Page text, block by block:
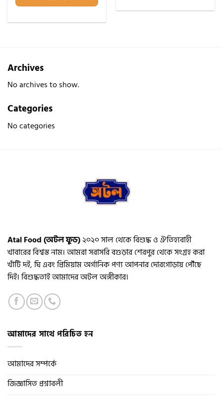
Archives
No archives to show.
Categories
No categories
Atal Food (অটল ফুড)২০২০ সাল থেকে বিশুদ্ধ ও ঐতিহ্যবাহী
খাবারের বিশ্বস্ত নাম। আমরা সরাসরি বগুড়ার শেরপুর থেকে সংগ্রহ করা
খাঁটি দই, ঘি এবং প্রিমিয়াম অর্গানিক পণ্য আপনার দোরগোড়ায় পৌঁছে
দিই। বিশুদ্ধতাই আমাদের অটল অঙ্গীকার।
আমাদের সাথে পরিচিত হন
আমাদের সম্পর্কে
জিজ্ঞাসিত প্রশ্নাবলী